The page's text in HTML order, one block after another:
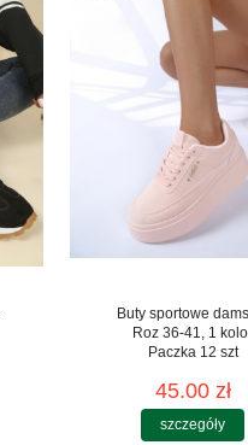
Buty sportowe
Roz 36-41, 1
Paczka 12 szt
45.00 zł
szczegóły